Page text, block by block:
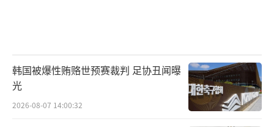
韩国被爆性贿赂世预赛裁判 足协丑闻曝
光
2026-08-07 14:00:32